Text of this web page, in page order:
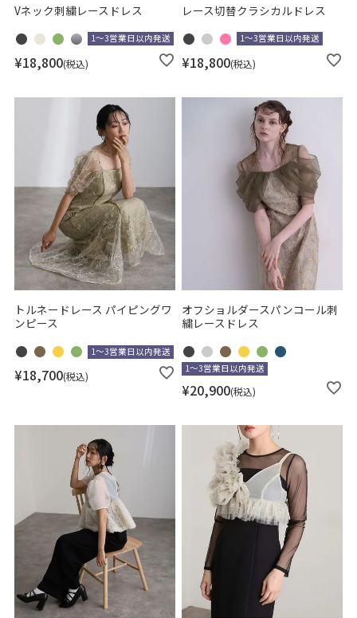
Vネック刺繍レースドレス
1～3営業日以内発送
¥18,800 税込
レース切替クラシカルドレス
1～3営業日以内発送
¥18,800 税込
トルネードレース パイピングワ
ンピース
1～3営業日以内発送
¥18,700 税込
オフショルダースパンコール刺
繍レースドレス
1～3営業日以内発送
¥20,900 税込